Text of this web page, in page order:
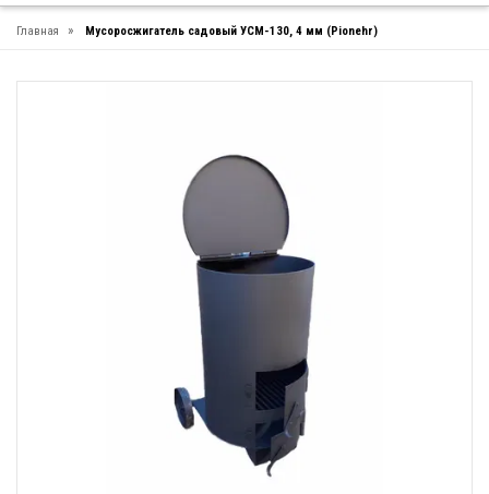
Главная » Мусоросжигатель садовый УСМ-130, 4 мм (Pionehr)